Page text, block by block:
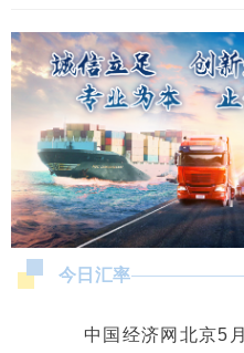
今日汇率
中国经济网北京5